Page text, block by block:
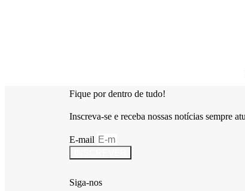
Fique por dentro de tudo!
Inscreva-se e receba nossas notícias sempre
E-mail
Siga-nos